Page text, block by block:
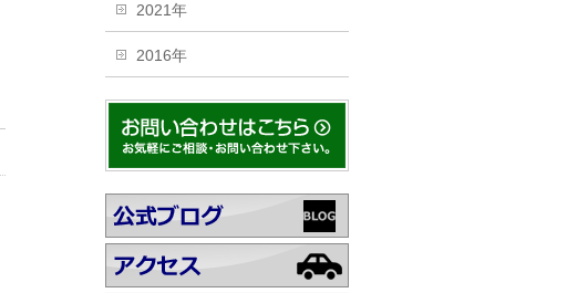
2021年
2016年